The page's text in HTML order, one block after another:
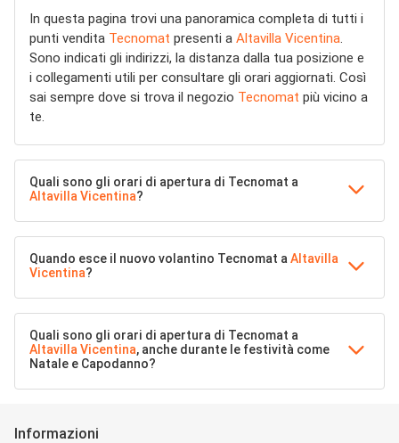
In questa pagina trovi una panoramica completa di tutti i
punti vendita Tecnomat presenti a Altavilla Vicentina.
Sono indicati gli indirizzi, la distanza dalla tua posizione e
i collegamenti utili per consultare gli orari aggiornati. Così
sai sempre dove si trova il negozio Tecnomat più vicino a
te.
Quali sono gli orari di apertura di Tecnomat a
Altavilla Vicentina?
Quando esce il nuovo volantino Tecnomat a Altavilla
Vicentina?
Quali sono gli orari di apertura di Tecnomat a
Altavilla Vicentina, anche durante le festività come
Natale e Capodanno?
Informazioni